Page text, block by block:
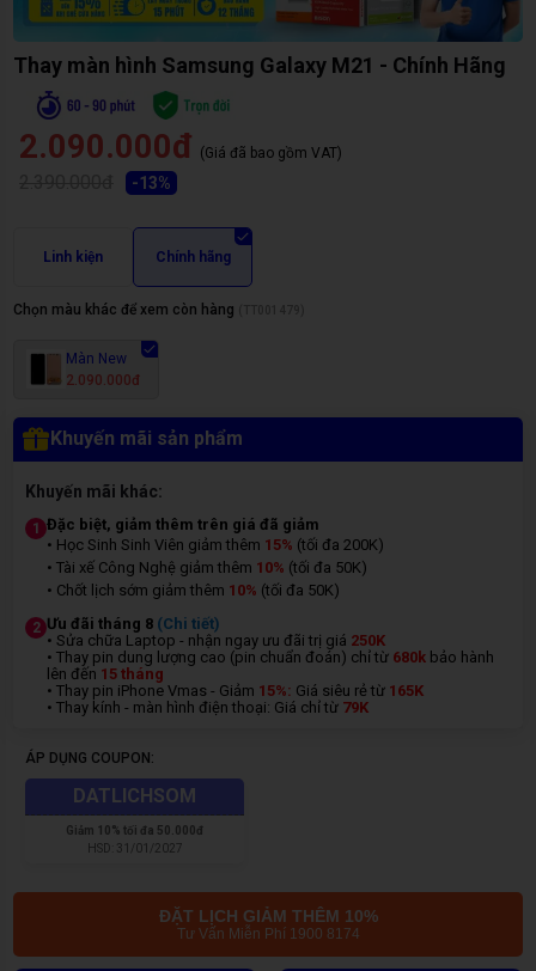
Thay màn hình Samsung Galaxy M21 - Chính Hãng
2.090.000đ (Giá đã bao gồm VAT)
-13%
Linh kiện Chính hãng
Chọn màu khác để xem còn hàng
Màn New
2.090.000đ
Khuyến mãi sản phẩm
Khuyến mãi khác:
1
Đặc biệt, giảm thêm trên giá đã giảm
• Học Sinh Sinh Viên giảm thêm 15% (tối đa 200K)
• Tài xế Công Nghệ giảm thêm 10% (tối đa 50K)
• Chốt lịch sớm giảm thêm 10% (tối đa 50K)
2 Ưu đãi tháng 8 (Chi tiết)
• Sửa chữa Laptop - nhận ngay ưu đãi trị giá 250K
• Thay pin dung lượng cao (pin chuẩn đoán) chỉ từ 680k bảo hành
lên đến 15 tháng
• Thay pin iPhone Vmas - Giảm 15%: Giá siêu rẻ từ 165K
• Thay kính - màn hình điện thoại: Giá chỉ từ 79K
ÁP DỤNG COUPON:
DATLICHSOM
Giảm 10% tối đa 50.000đ
HSD:
31/01/2027
ĐẶT LỊCH GIẢM THÊM 10%
Tư Vấn Miễn Phí 1900 8174